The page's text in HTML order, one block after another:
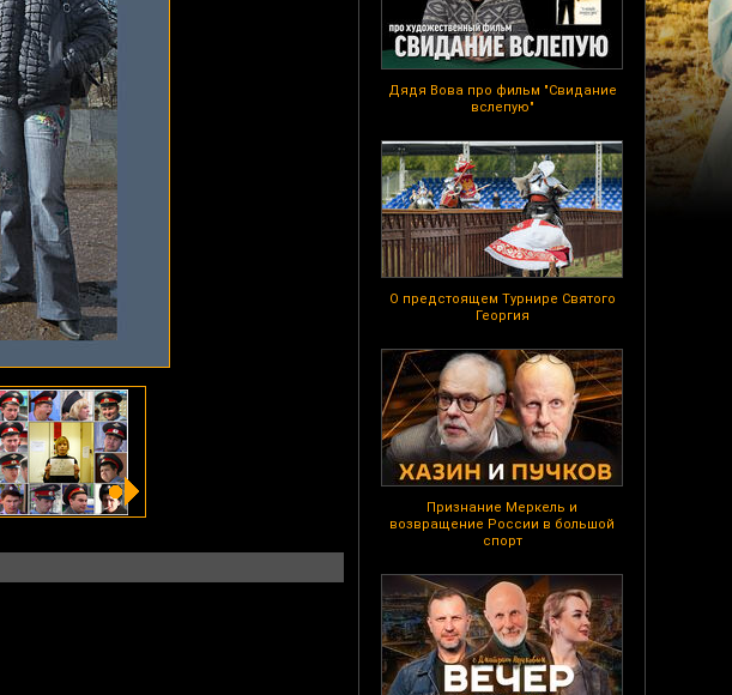
Дядя Вова про фильм "Свидание
вслепую"
О предстоящем Турнире Святого
Георгия
Признание Меркель и
возвращение России в большой
спорт